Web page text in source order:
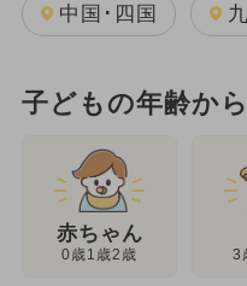
中国･四国
子どもの年齢か
赤ちゃん
0歳1歳2歳 3